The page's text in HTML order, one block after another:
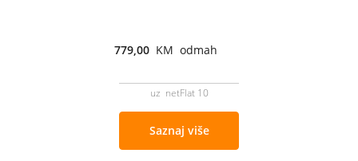
779,00 KM odmah
uz netFlat 10
Saznaj više